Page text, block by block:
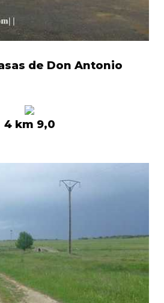
de Don Antonio
4 km 9,0